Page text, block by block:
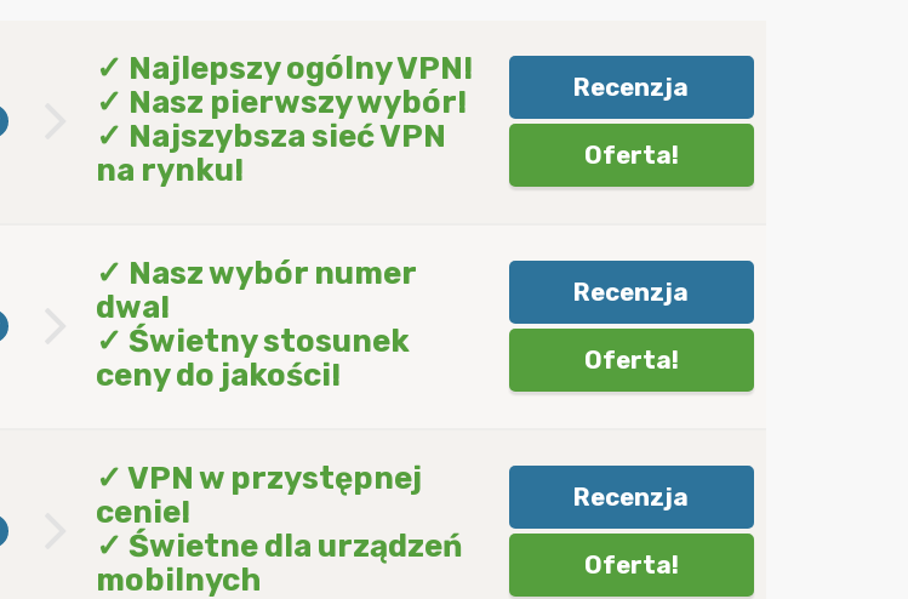
✓ Najlepszy ogólny VPN!
✓ Nasz pierwszy wybór!
✓ Najszybsza sieć VPN
na rynku!
Recenzja
Oferta!
✓ Nasz wybór numer
dwa!
✓ Świetny stosunek
ceny do jakości!
Recenzja
Oferta!
✓ VPN w przystępnej
cenie!
✓ Świetne dla urządzeń
mobilnych
Recenzja
Oferta!